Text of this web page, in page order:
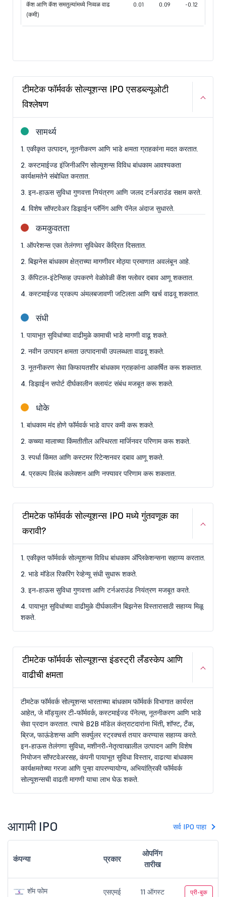
कॅश आणि कॅश समतुल्यांमध्ये निव्वळ वाढ
(कमी)
0.01 0.09 -0.12
टीमटेक फॉर्मवर्क सोल्यूशन्स IPO एसडब्ल्यूओटी
विश्लेषण
सामर्थ्य
1. एकीकृत उत्पादन, नूतनीकरण आणि भाडे क्षमता ग्राहकांना मदत करतात.
2. कस्टमाईज्ड इंजिनीअरिंग सोल्यूशन्स विविध बांधकाम आवश्यकता
कार्यक्षमतेने संबोधित करतात.
3. इन-हाऊस सुविधा गुणवत्ता नियंत्रण आणि जलद टर्नअराउंड सक्षम करते.
4. विशेष सॉफ्टवेअर डिझाईन प्लॅनिंग आणि पॅनेल अंदाज सुधारते.
कमकुवतता
1. ऑपरेशन्स एका तेलंगणा सुविधेवर केंद्रित दिसतात.
2. बिझनेस बांधकाम क्षेत्राच्या मागणीवर मोठ्या प्रमाणात अवलंबून आहे.
3. कॅपिटल-इंटेन्सिव्ह उपकरणे वेळोवेळी कॅश फ्लोवर दबाव आणू शकतात.
4. कस्टमाईज्ड प्रकल्प अंमलबजावणी जटिलता आणि खर्च वाढवू शकतात.
संधी
1. पायाभूत सुविधांच्या वाढीमुळे कामाची भाडे मागणी वाढू शकते.
2. नवीन उत्पादन क्षमता उत्पादनाची उपलब्धता वाढवू शकते.
3. नूतनीकरण सेवा किफायतशीर बांधकाम ग्राहकांना आकर्षित करू शकतात.
4. डिझाईन सपोर्ट दीर्घकालीन क्लायंट संबंध मजबूत करू शकते.
धोके
1. बांधकाम मंद होणे फॉर्मवर्क भाडे वापर कमी करू शकते.
2. कच्च्या मालाच्या किंमतीतील अस्थिरता मार्जिनवर परिणाम करू शकते.
3. स्पर्धा किंमत आणि कस्टमर रिटेन्शनवर दबाव आणू शकते.
4. प्रकल्प विलंब कलेक्शन आणि नफ्यावर परिणाम करू शकतात.
टीमटेक फॉर्मवर्क सोल्यूशन्स IPO मध्ये गुंतवणूक का
करावी?
1. एकीकृत फॉर्मवर्क सोल्यूशन्स विविध बांधकाम ॲप्लिकेशन्सना सहाय्य करतात.
2. भाडे मॉडेल रिकरिंग रेव्हेन्यू संधी सुधारू शकते.
3. इन-हाऊस सुविधा गुणवत्ता आणि टर्नअराउंड नियंत्रण मजबूत करते.
4. पायाभूत सुविधांच्या वाढीमुळे दीर्घकालीन बिझनेस विस्तारासाठी सहाय्य मिळू
शकते.
टीमटेक फॉर्मवर्क सोल्यूशन्स इंडस्ट्री लँडस्केप आणि
वाढीची क्षमता
टीमटेक फॉर्मवर्क सोल्यूशन्स भारताच्या बांधकाम फॉर्मवर्क विभागात कार्यरत
आहेत, जे मॉड्युलर टी-फॉर्मवर्क, कस्टमाईज्ड पॅनेल्स, नूतनीकरण आणि भाडे
सेवा प्रदान करतात. त्याचे B2B मॉडेल कंत्राटदारांना भिंती, शॉफ्ट, टँक,
ब्रिज, फाऊंडेशन्स आणि सर्क्युलर स्ट्रक्चर्स तयार करण्यास सहाय्य करते.
इन-हाऊस तेलंगणा सुविधा, मशीनरी-नेतृत्वाखालील उत्पादन आणि विशेष
नियोजन सॉफ्टवेअरसह, कंपनी पायाभूत सुविधा विस्तार, वाढत्या बांधकाम
कार्यक्षमतेच्या गरजा आणि पुन्हा वापरण्यायोग्य, अभियांत्रिकी फॉर्मवर्क
सोल्यूशन्सची वाढती मागणी याचा लाभ घेऊ शकते.
आगामी IPO सर्व IPO पाहा
कंपन्या प्रकार
ओपनिंग
तारीख
शॅम फोम एसएमई 11 ऑगस्ट प्री-बुक